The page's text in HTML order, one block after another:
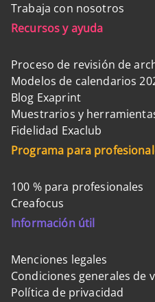
Trabaja con nosotros
Recursos y ayuda
Proceso de revisión de
Modelos de calendarios
Blog Exaprint
Muestrarios y
Fidelidad Exaclub
Programa para
100 % para profesionales
Creafocus
Información útil
Menciones legales
Condiciones generales de
Política de privacidad